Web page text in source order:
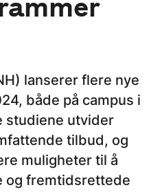
lanserer flere nye
både på campus i
studiene utvider
tilbud, og
muligheter til å
og fremtidsrettede